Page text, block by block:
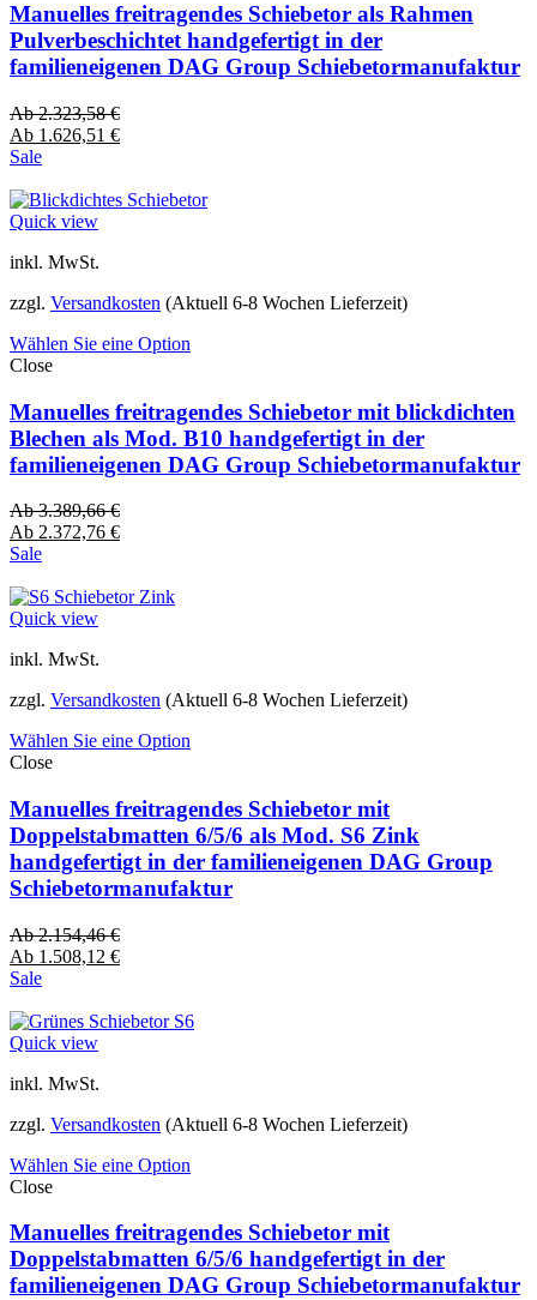
Manuelles freitragendes Schiebetor als Rahmen
Pulverbeschichtet handgefertigt in der
familieneigenen DAG Group Schiebetormanufaktur
Ab2.323,58€
Ab 1.626,51 €
Sale
Quick view
inkl. MwSt.
zzgl. Versandkosten (Aktuell 6-8 Wochen Lieferzeit)
Wählen Sie eine Option
Close
Manuelles freitragendes Schiebetor mit blickdichten
Blechen als Mod. B10 handgefertigt in der
familieneigenen DAG Group Schiebetormanufaktur
Ab3.389,66€
Ab 2.372,76 €
Sale
Quick view
inkl. MwSt.
zzgl. Versandkosten (Aktuell 6-8 Wochen Lieferzeit)
Wählen Sie eine Option
Close
Manuelles freitragendes Schiebetor mit
Doppelstabmatten 6/5/6 als Mod. S6 Zink
handgefertigt in der familieneigenen DAG Group
Schiebetormanufaktur
Ab2.154,46€
Ab 1.508,12 €
Sale
Quick view
inkl. MwSt.
zzgl. Versandkosten (Aktuell 6-8 Wochen Lieferzeit)
Wählen Sie eine Option
Close
Manuelles freitragendes Schiebetor mit
Doppelstabmatten 6/5/6 handgefertigt in der
familieneigenen DAG Group Schiebetormanufaktur